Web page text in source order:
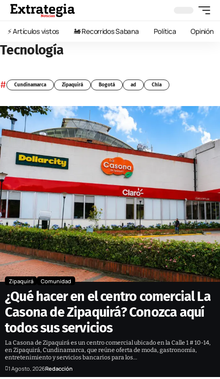
⚡️ Artículos vistos 🚂 Recorridos Sabana Política Opinión
Tecnología
# Cundinamarca Zipaquirá Bogotá ad Chía
Zipaquirá Comunidad
¿Qué hacer en el centro comercial La
Casona de Zipaquirá? Conozca aquí
todos sus servicios
La Casona de Zipaquirá es un centro comercial ubicado en la Calle 1 # 10-14,
en Zipaquirá, Cundinamarca, que reúne oferta de moda, gastronomía,
entretenimiento y servicios bancarios para los…
1 Agosto, 2026Redacción